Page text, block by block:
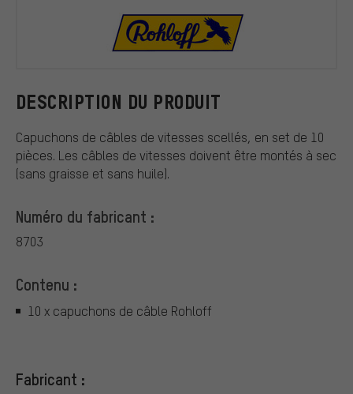
DESCRIPTION DU PRODUIT
Capuchons de câbles de vitesses scellés, en set de 10
pièces. Les câbles de vitesses doivent être montés à sec
(sans graisse et sans huile).
Numéro du fabricant :
8703
Contenu :
10 x capuchons de câble Rohloff
Fabricant :